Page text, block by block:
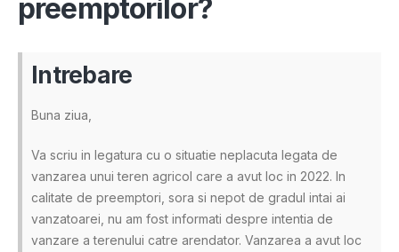
preemptorilor?
Intrebare
Buna ziua,
Va scriu in legatura cu o situatie neplacuta legata de
vanzarea unui teren agricol care a avut loc in 2022. In
calitate de preemptori, sora si nepot de gradul intai ai
vanzatoarei, nu am fost informati despre intentia de
vanzare a terenului catre arendator. Vanzarea a avut loc